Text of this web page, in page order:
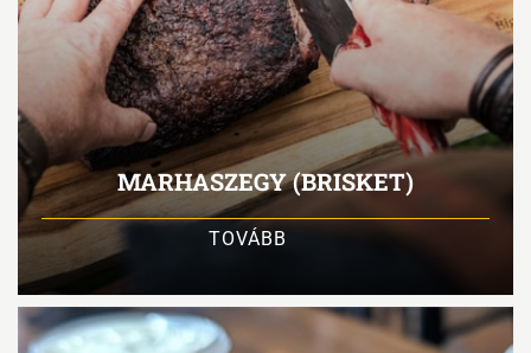
MARHASZEGY (BRISKET)
TOVÁBB